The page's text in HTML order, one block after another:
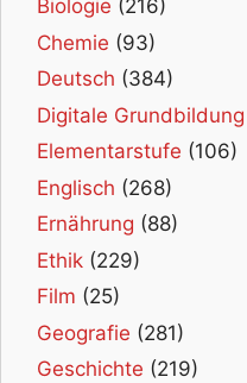
Biologie (216)
Chemie (93)
Deutsch (384)
Digitale Grundbildung
Elementarstufe (106)
Englisch (268)
Ernährung (88)
Ethik (229)
Film (25)
Geografie (281)
Geschichte (219)